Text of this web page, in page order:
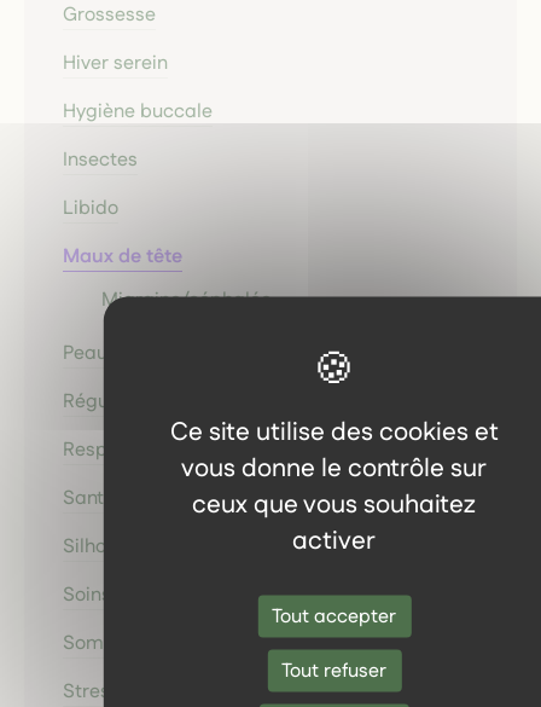
Ce site utilise des cookies et
vous donne le contrôle sur
ceux que vous souhaitez
activer
Tout accepter
Tout refuser
Grossesse
Hiver serein
Hygiène buccale
Insectes
Libido
Maux de tête
Migraine/céphalée
Peau
Régulation du Métabolisme
Respiration
Santé occulaire
Silhouette
Soins capillaires
Sommeil
Stress